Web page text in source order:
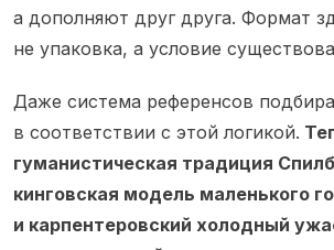
а дополняют друг друга. Формат
не упаковка, а условие
Даже система референсов
в соответствии с этой логикой.
гуманистическая традиция
кинговская модель маленького
и карпентеровский холодный